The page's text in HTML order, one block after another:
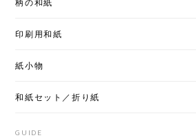
柄の和紙
印刷用和紙
紙小物
和紙セット／折り紙
GUIDE